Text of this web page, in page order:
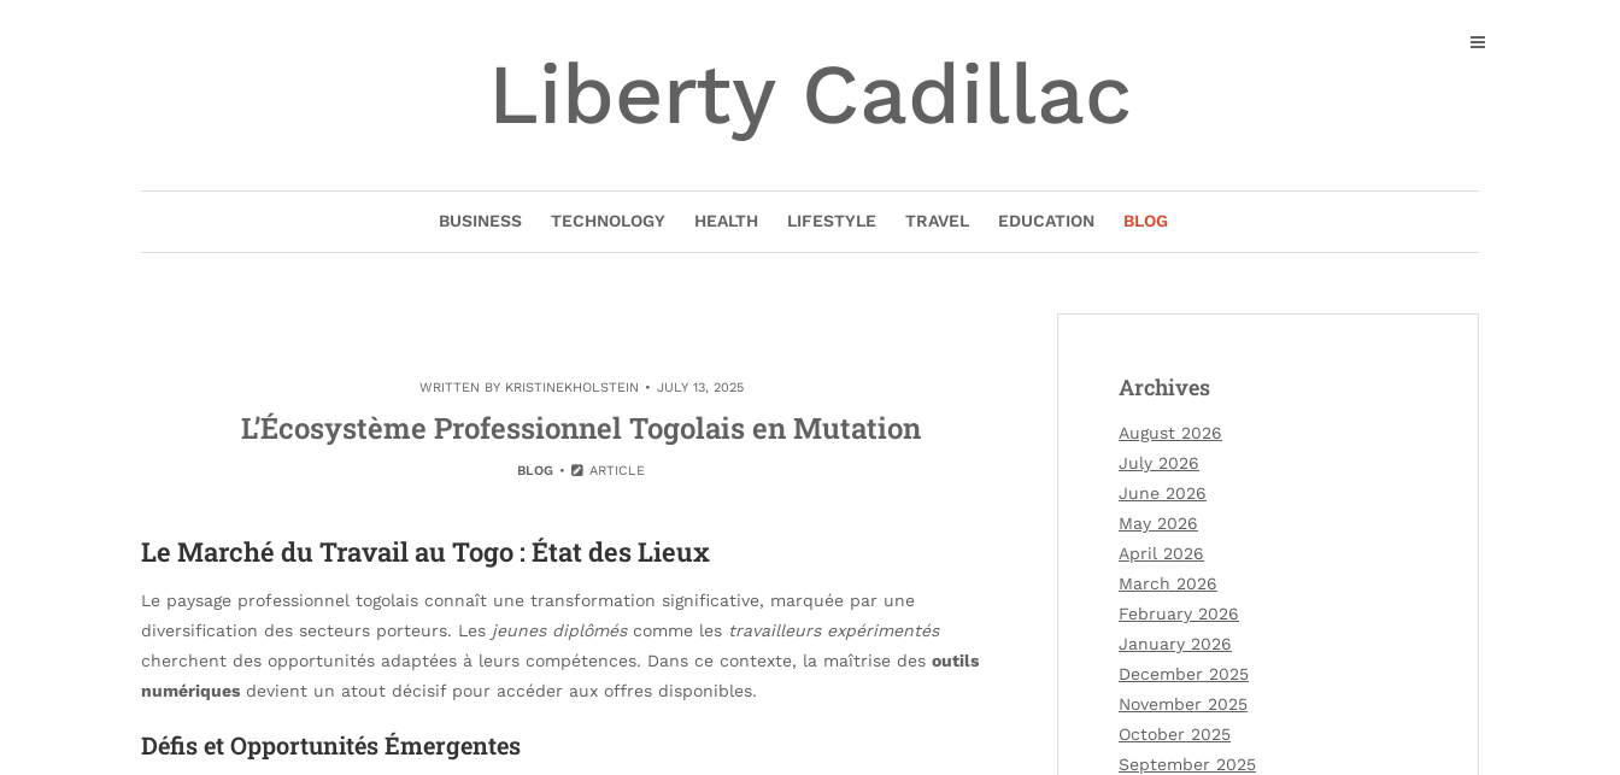
Liberty Cadillac
BUSINESS TECHNOLOGY HEALTH LIFESTYLE TRAVEL EDUCATION BLOG
WRITTEN BY KRISTINEKHOLSTEIN JULY 13, 2025
L’Écosystème Professionnel Togolais en Mutation
BLOG ARTICLE
Le Marché du Travail au Togo : État des Lieux
Le paysage professionnel togolais connaît une transformation significative, marquée par une
diversification des secteurs porteurs. Les jeunes diplôméscomme les travailleurs expérimentés
cherchent des opportunités adaptées à leurs compétences. Dans ce contexte, la maîtrise des outils
numériques devient un atout décisif pour accéder aux offres disponibles.
Défis et Opportunités Émergentes
Archives
August 2026
July 2026
June 2026
May 2026
April 2026
March 2026
February 2026
January 2026
December 2025
November 2025
October 2025
September 2025